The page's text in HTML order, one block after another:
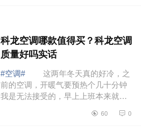
科龙空调哪款值得买？科龙空调
质量好吗实话
#空调#
这两年冬天真的好冷，之
前的空调，开暖气要预热个几十分钟
我是无法接受的，早上上班本来就冷
也迟到了，还好遇到了科龙空调，下
60 0